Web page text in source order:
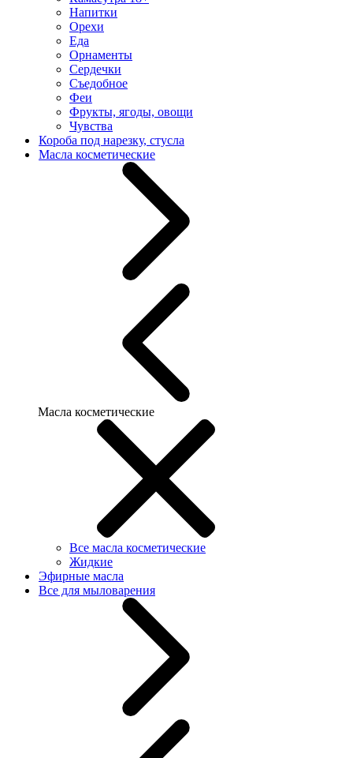
Напитки
Орехи
Еда
Орнаменты
Сердечки
Съедобное
Феи
Фрукты, ягоды, овощи
Чувства
Короба под нарезку, стусла
Масла косметические
Масла косметические
Все масла косметические
Жидкие
Эфирные масла
Все для мыловарения